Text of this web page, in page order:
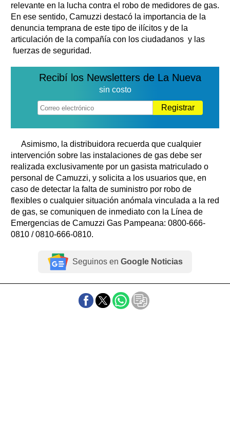
relevante en la lucha contra el robo de medidores de gas.
En ese sentido, Camuzzi destacó la importancia de la
denuncia temprana de este tipo de ilícitos y de la
articulación de la compañía con los ciudadanos y las
fuerzas de seguridad.
Recibí los Newsletters de La Nueva
sin costo
Registrar
Asimismo, la distribuidora recuerda que cualquier
intervención sobre las instalaciones de gas debe ser
realizada exclusivamente por un gasista matriculado o
personal de Camuzzi, y solicita a los usuarios que, en
caso de detectar la falta de suministro por robo de
flexibles o cualquier situación anómala vinculada a la red
de gas, se comuniquen de inmediato con la Línea de
Emergencias de Camuzzi Gas Pampeana: 0800-666-
0810 / 0810-666-0810.
Seguinos en Google Noticias